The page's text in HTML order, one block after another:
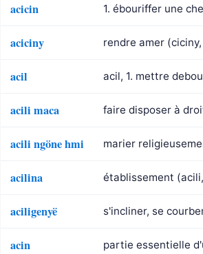
acicin 1. ébouriffer une
aciciny rendre amer
acil acil, 1. mettre
acili maca faire disposer à
acili ngöne hmi marier
acilina établissement
aciligenyë s'incliner, se
acin partie essentielle